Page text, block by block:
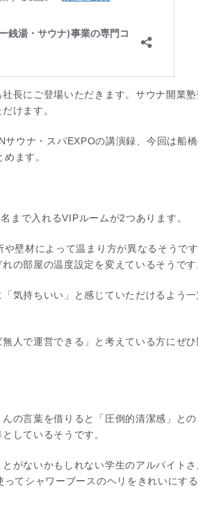
長にご登場いただきます。サウナ開業
けます。
ウナ・スパEXPOの講演録、今回は船
ます。
まで入れるVIPルームが2つあります。
壁材によって温まり方が異なるそうで
の部屋の温度設定を変えているそうです
気持ちいい」と感じていただけるよう
人で運営できる」と考えている方にぜ
の言葉を借りると「圧倒的清潔感」との
しているそうです。
がないかもしれない学生のアルバイトさ
てシャワーブースのヘリをきれいにす